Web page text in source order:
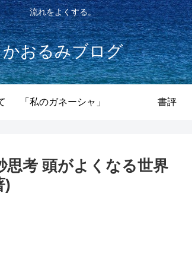
流れをよくする。
かおるみブログ
「私のガネーシャ」 書評
思考 頭がよくなる世界
)